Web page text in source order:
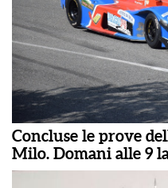
Concluse le prove
Milo. Domani alle 9